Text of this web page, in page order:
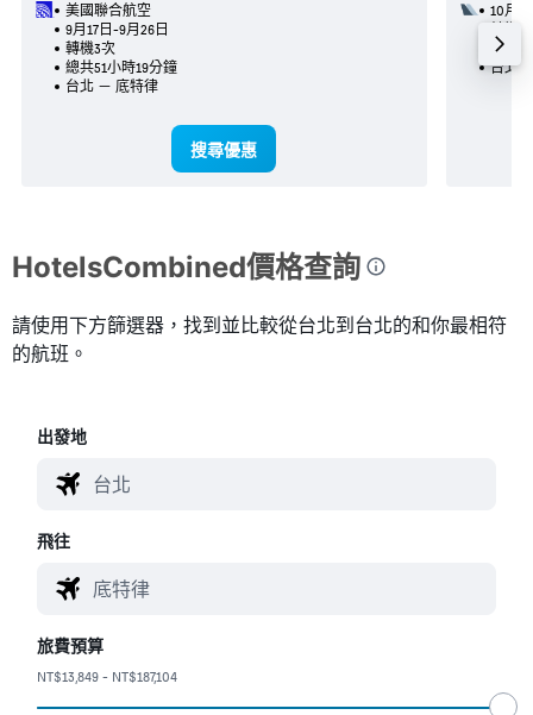
美國聯合航空
9月17日-9月26日
轉機3次
總共51小時19分鐘
台北 － 底特律
搜尋優惠
10月
總共
台北
HotelsCombined價格查詢
請使用下方篩選器，找到並比較從台北到台北的和你最相符
的航班。
​出發地
飛往
旅費預算
NT$13,849 - NT$187,104